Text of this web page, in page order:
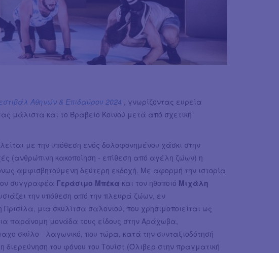
Αθηνών & Επιδαύρου 2024
, γνωρίζοντας ευρεία
μάλιστα και το Βραβείο Κοινού μετά από σχετική
με την υπόθεση ενός δολοφονημένου χάσκι στην
(ανθρώπινη κακοποίηση - επίθεση από αγέλη ζώων) η
αμφισβητούμενη δεύτερη εκδοχή. Με αφορμή την ιστορία
συγγραφέα Γεράσιμο Μπέκα και τον ηθοποιό Μιχάλη
την υπόθεση από την πλευρά ζώων, εν
μια σκυλίτσα σαλονιού, που χρησιμοποιείται ως
παράνομη μονάδα τους είδους στην Αράχωβα,
σκύλο - λαγωνικό, που τώρα, κατά την συνταξιοδότησή
η διερεύνηση του φόνου του Τουίστ (Όλιβερ στην πραγματική